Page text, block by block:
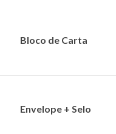
Bloco de Carta
Envelope + Selo